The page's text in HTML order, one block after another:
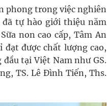
phong trong việc nghiên
đã tự hào giới thiệu năm
non cao cấp, Tâm An
đạt được chất lượng cao,
tại Việt Nam như GS.
TS. Lê Đình Tiến, Ths.